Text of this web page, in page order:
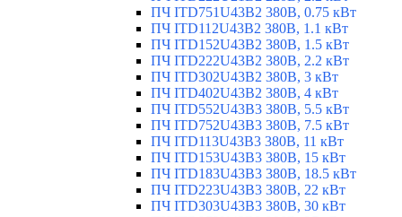
ПЧ ITD751U43B2 380В, 0.75 кВт
ПЧ ITD112U43B2 380В, 1.1 кВт
ПЧ ITD152U43B2 380В, 1.5 кВт
ПЧ ITD222U43B2 380В, 2.2 кВт
ПЧ ITD302U43B2 380В, 3 кВт
ПЧ ITD402U43B2 380В, 4 кВт
ПЧ ITD552U43B3 380В, 5.5 кВт
ПЧ ITD752U43B3 380В, 7.5 кВт
ПЧ ITD113U43B3 380В, 11 кВт
ПЧ ITD153U43B3 380В, 15 кВт
ПЧ ITD183U43B3 380В, 18.5 кВт
ПЧ ITD223U43B3 380В, 22 кВт
ПЧ ITD303U43B3 380В, 30 кВт